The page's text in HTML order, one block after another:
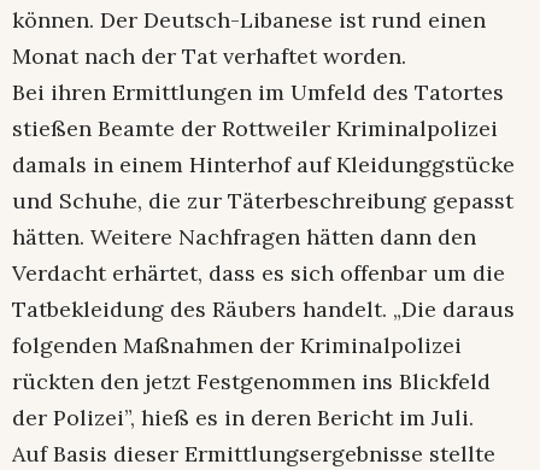
können. Der Deutsch-Libanese ist rund einen
Monat nach der Tat verhaftet worden.
Bei ihren Ermittlungen im Umfeld des Tatortes
stießen Beamte der Rottweiler Kriminalpolizei
damals in einem Hinterhof auf Kleidunggstücke
und Schuhe, die zur Täterbeschreibung gepasst
hätten. Weitere Nachfragen hätten dann den
Verdacht erhärtet, dass es sich offenbar um die
Tatbekleidung des Räubers handelt. „Die daraus
folgenden Maßnahmen der Kriminalpolizei
rückten den jetzt Festgenommen ins Blickfeld
der Polizei”, hieß es in deren Bericht im Juli.
Auf Basis dieser Ermittlungsergebnisse stellte